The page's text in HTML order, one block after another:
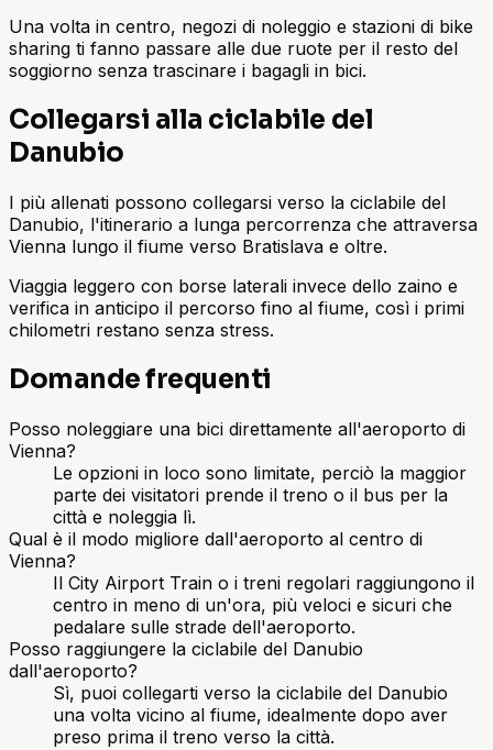
Una volta in centro, negozi di noleggio e stazioni di bike
sharing ti fanno passare alle due ruote per il resto del
soggiorno senza trascinare i bagagli in bici.
Collegarsi alla ciclabile del
Danubio
I più allenati possono collegarsi verso la ciclabile del
Danubio, l'itinerario a lunga percorrenza che attraversa
Vienna lungo il fiume verso Bratislava e oltre.
Viaggia leggero con borse laterali invece dello zaino e
verifica in anticipo il percorso fino al fiume, così i primi
chilometri restano senza stress.
Domande frequenti
Posso noleggiare una bici direttamente all'aeroporto di
Vienna?
Le opzioni in loco sono limitate, perciò la maggior
parte dei visitatori prende il treno o il bus per la
città e noleggia lì.
Qual è il modo migliore dall'aeroporto al centro di
Vienna?
Il City Airport Train o i treni regolari raggiungono il
centro in meno di un'ora, più veloci e sicuri che
pedalare sulle strade dell'aeroporto.
Posso raggiungere la ciclabile del Danubio
dall'aeroporto?
Sì, puoi collegarti verso la ciclabile del Danubio
una volta vicino al fiume, idealmente dopo aver
preso prima il treno verso la città.